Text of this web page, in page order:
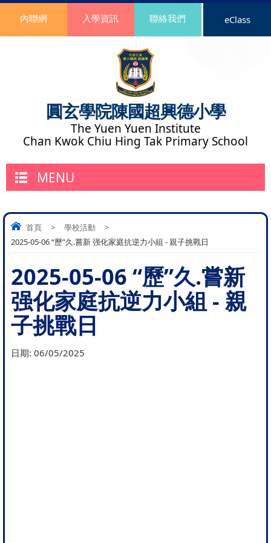
圓玄學院陳國超興德小學
The Yuen Yuen Institute
Chan Kwok Chiu Hing Tak Primary School
內聯網 入學資訊 聯絡我們 eClass
MENU
首頁 > 學校活動
>
2025-05-06 “歷”久.嘗新 强化家庭抗逆力小組 - 親子挑戰日
2025-05-06 “歷”久.嘗新
强化家庭抗逆力小組 - 親
子挑戰日
日期: 06/05/2025